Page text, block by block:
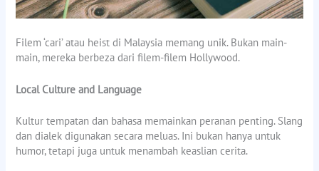
Filem ‘cari’ atau heist di Malaysia memang unik. Bukan main-
main, mereka berbeza dari filem-filem Hollywood.
Local Culture and Language
Kultur tempatan dan bahasa memainkan peranan penting. Slang
dan dialek digunakan secara meluas. Ini bukan hanya untuk
humor, tetapi juga untuk menambah keaslian cerita.